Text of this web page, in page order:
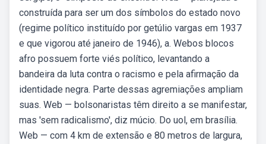
construída para ser um dos símbolos do estado novo
(regime político instituído por getúlio vargas em 1937
e que vigorou até janeiro de 1946), a. Webos blocos
afro possuem forte viés político, levantando a
bandeira da luta contra o racismo e pela afirmação da
identidade negra. Parte dessas agremiações ampliam
suas. Web — bolsonaristas têm direito a se manifestar,
mas 'sem radicalismo', diz múcio. Do uol, em brasília.
Web — com 4 km de extensão e 80 metros de largura,